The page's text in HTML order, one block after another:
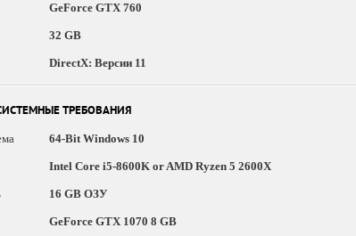
GeForce GTX 760
32 GB
DirectX: Версии 11
ТРЕБОВАНИЯ
64-Bit Windows 10
Intel Core i5-8600K or AMD Ryzen 5 2600X
16 GB ОЗУ
GeForce GTX 1070 8 GB